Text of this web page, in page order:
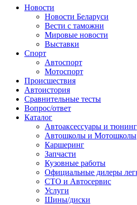
Сайт про автомобили
Новости
Новости Беларуси
Вести с таможни
Мировые новости
Выставки
Спорт
Автоспорт
Мотоспорт
Происшествия
Автоистория
Сравнительные тесты
Вопрос/ответ
Каталог
Автоакcессуары и тюнинг
Автошколы и Мотошколы
Каршеринг
Запчасти
Кузовные работы
Официальные дилеры
СТО и Автосервис
Услуги
Шины/диски